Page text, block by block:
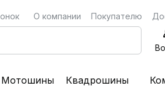
О компании Покупателю
Мотошины Квадрошины